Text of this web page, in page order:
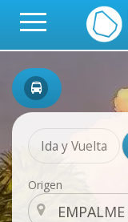
Ida y Vuelta
Origen